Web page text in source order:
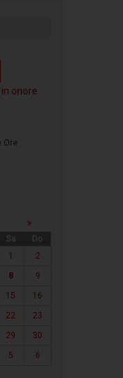
onore
Ore
»
Sa
Do
1
2
8
9
15
16
22
23
29
30
5 6